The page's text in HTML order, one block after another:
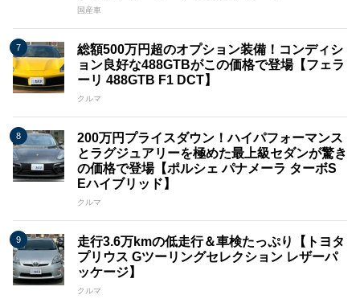
国産車
総額500万円超のオプション装備！コンディシ
ョン良好な488GTBがこの価格で登場【フェラ
ーリ 488GTB F1 DCT】
クルマ
200万円プライスダウン！ハイパフォーマンス
とラグジュアリーを極めた最上級セダンが驚き
の価格で登場【ポルシェ パナメーラ ターボS
Eハイブリッド】
クルマ
走行3.6万kmの低走行＆車検たっぷり【トヨタ
プリウス Gツーリングセレクション レザーパ
ッケージ】
クルマ